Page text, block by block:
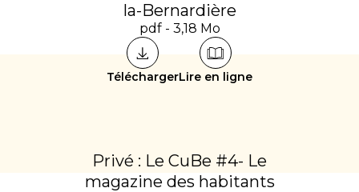
la-Bernardière
pdf - 3,18 Mo
TéléchargerLire en ligne
Privé : Le CuBe #4- Le
magazine des habitants